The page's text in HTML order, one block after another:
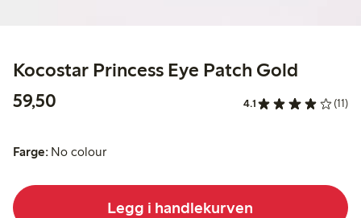
Kocostar Princess Eye Patch Gold
59,50
4.1 (11)
Farge: No colour
Legg i handlekurven